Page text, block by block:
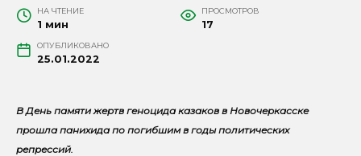
НА ЧТЕНИЕ
1 мин
ПРОСМОТРОВ
17
ОПУБЛИКОВАНО
25.01.2022
В День памяти жертв геноцида казаков в Новочеркасске
прошла панихида по погибшим в годы политических
репрессий.